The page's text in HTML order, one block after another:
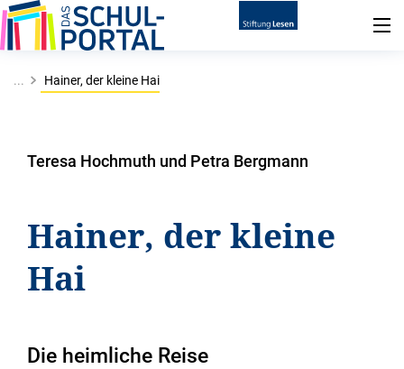
... Hainer, der kleine Hai
Teresa Hochmuth und Petra Bergmann
Hainer, der kleine
Hai
Die heimliche Reise